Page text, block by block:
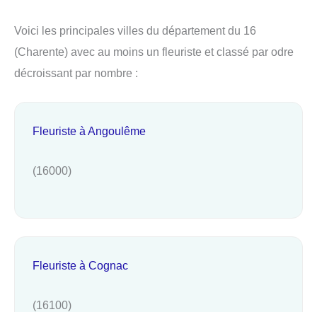
Voici les principales villes du département du 16
(Charente) avec au moins un fleuriste et classé par odre
décroissant par nombre :
Fleuriste à Angoulême
(16000)
Fleuriste à Cognac
(16100)